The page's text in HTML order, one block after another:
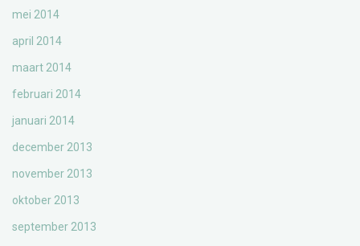
mei 2014
april 2014
maart 2014
februari 2014
januari 2014
december 2013
november 2013
oktober 2013
september 2013